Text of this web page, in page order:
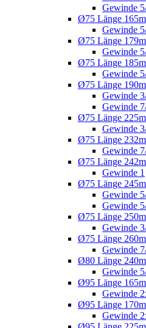
Gewinde
Ø75 Länge
Gewinde
Ø75 Länge
Gewinde
Ø75 Länge
Gewinde
Ø75 Länge
Gewinde
Gewinde
Ø75 Länge
Gewinde
Ø75 Länge
Gewinde
Ø75 Länge
Gewinde 1
Ø75 Länge
Gewinde
Gewinde
Ø75 Länge
Gewinde
Ø75 Länge
Gewinde
Ø80 Länge
Gewinde
Ø95 Länge
Gewinde
Ø95 Länge
Gewinde